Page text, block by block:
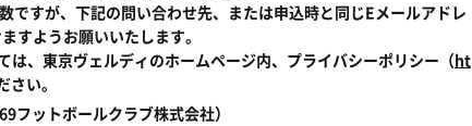
ですが、下記の問い合わせ先、または申込時と同じEメールアドレ
ようお願いいたします。
、東京ヴェルディのホームページ内、プライバシーポリシー（ht
さい。
フットボールクラブ株式会社）